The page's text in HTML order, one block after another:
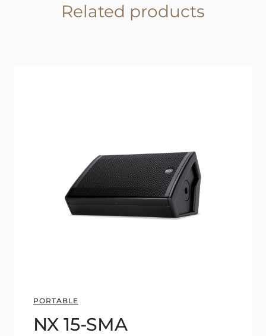
Related products
PORTABLE
NX 15-SMA